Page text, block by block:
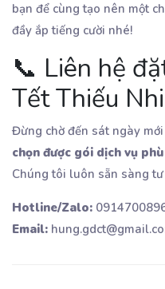
bạn để cùng tạo nên một
đầy ắp tiếng cười nhé!
📞 Liên hệ
Tết Thiếu
Đừng chờ đến sát ngày
chọn được gói dịch vụ
Chúng tôi luôn sẵn sàng
Hotline/Zalo:
Email: